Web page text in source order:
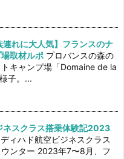
連れに大人気】フランスのナ
取材ルポ プロバンスの森の
キャンプ場「Domaine de la
子。...
ネスクラス搭乗体験記2023
ィハド航空ビジネスクラス
ンター 2023年7〜8月、フ